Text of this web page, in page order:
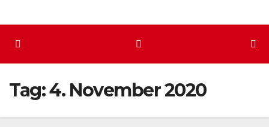
Tag:4. November 2020